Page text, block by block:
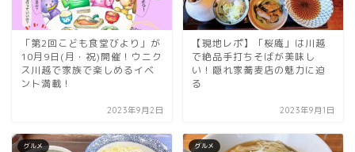
「第2回こども食堂びより」が
10月9日(月・祝)開催！ウニク
ス川越で家族で楽しめるイベ
ント満載！
2023年9月2日
【現地レポ】「桜庵」は川越
で絶品手打ちそばが美味し
い！隠れ家蕎麦店の魅力に迫
る
2023年9月1日
グルメ グルメ